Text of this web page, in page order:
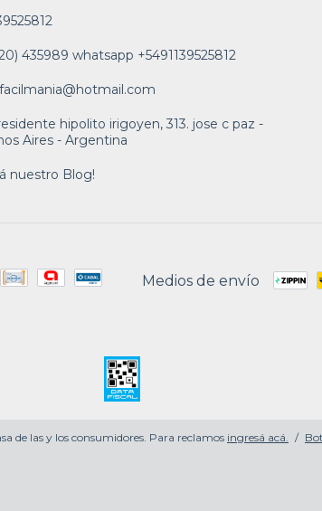
435989 whatsapp +5491139525812
hipolito irigoyen, 313. jose c paz -
Aires - Argentina
nuestro Blog!
Medios de envío
de las y los consumidores. Para reclamos ingresá acá. /